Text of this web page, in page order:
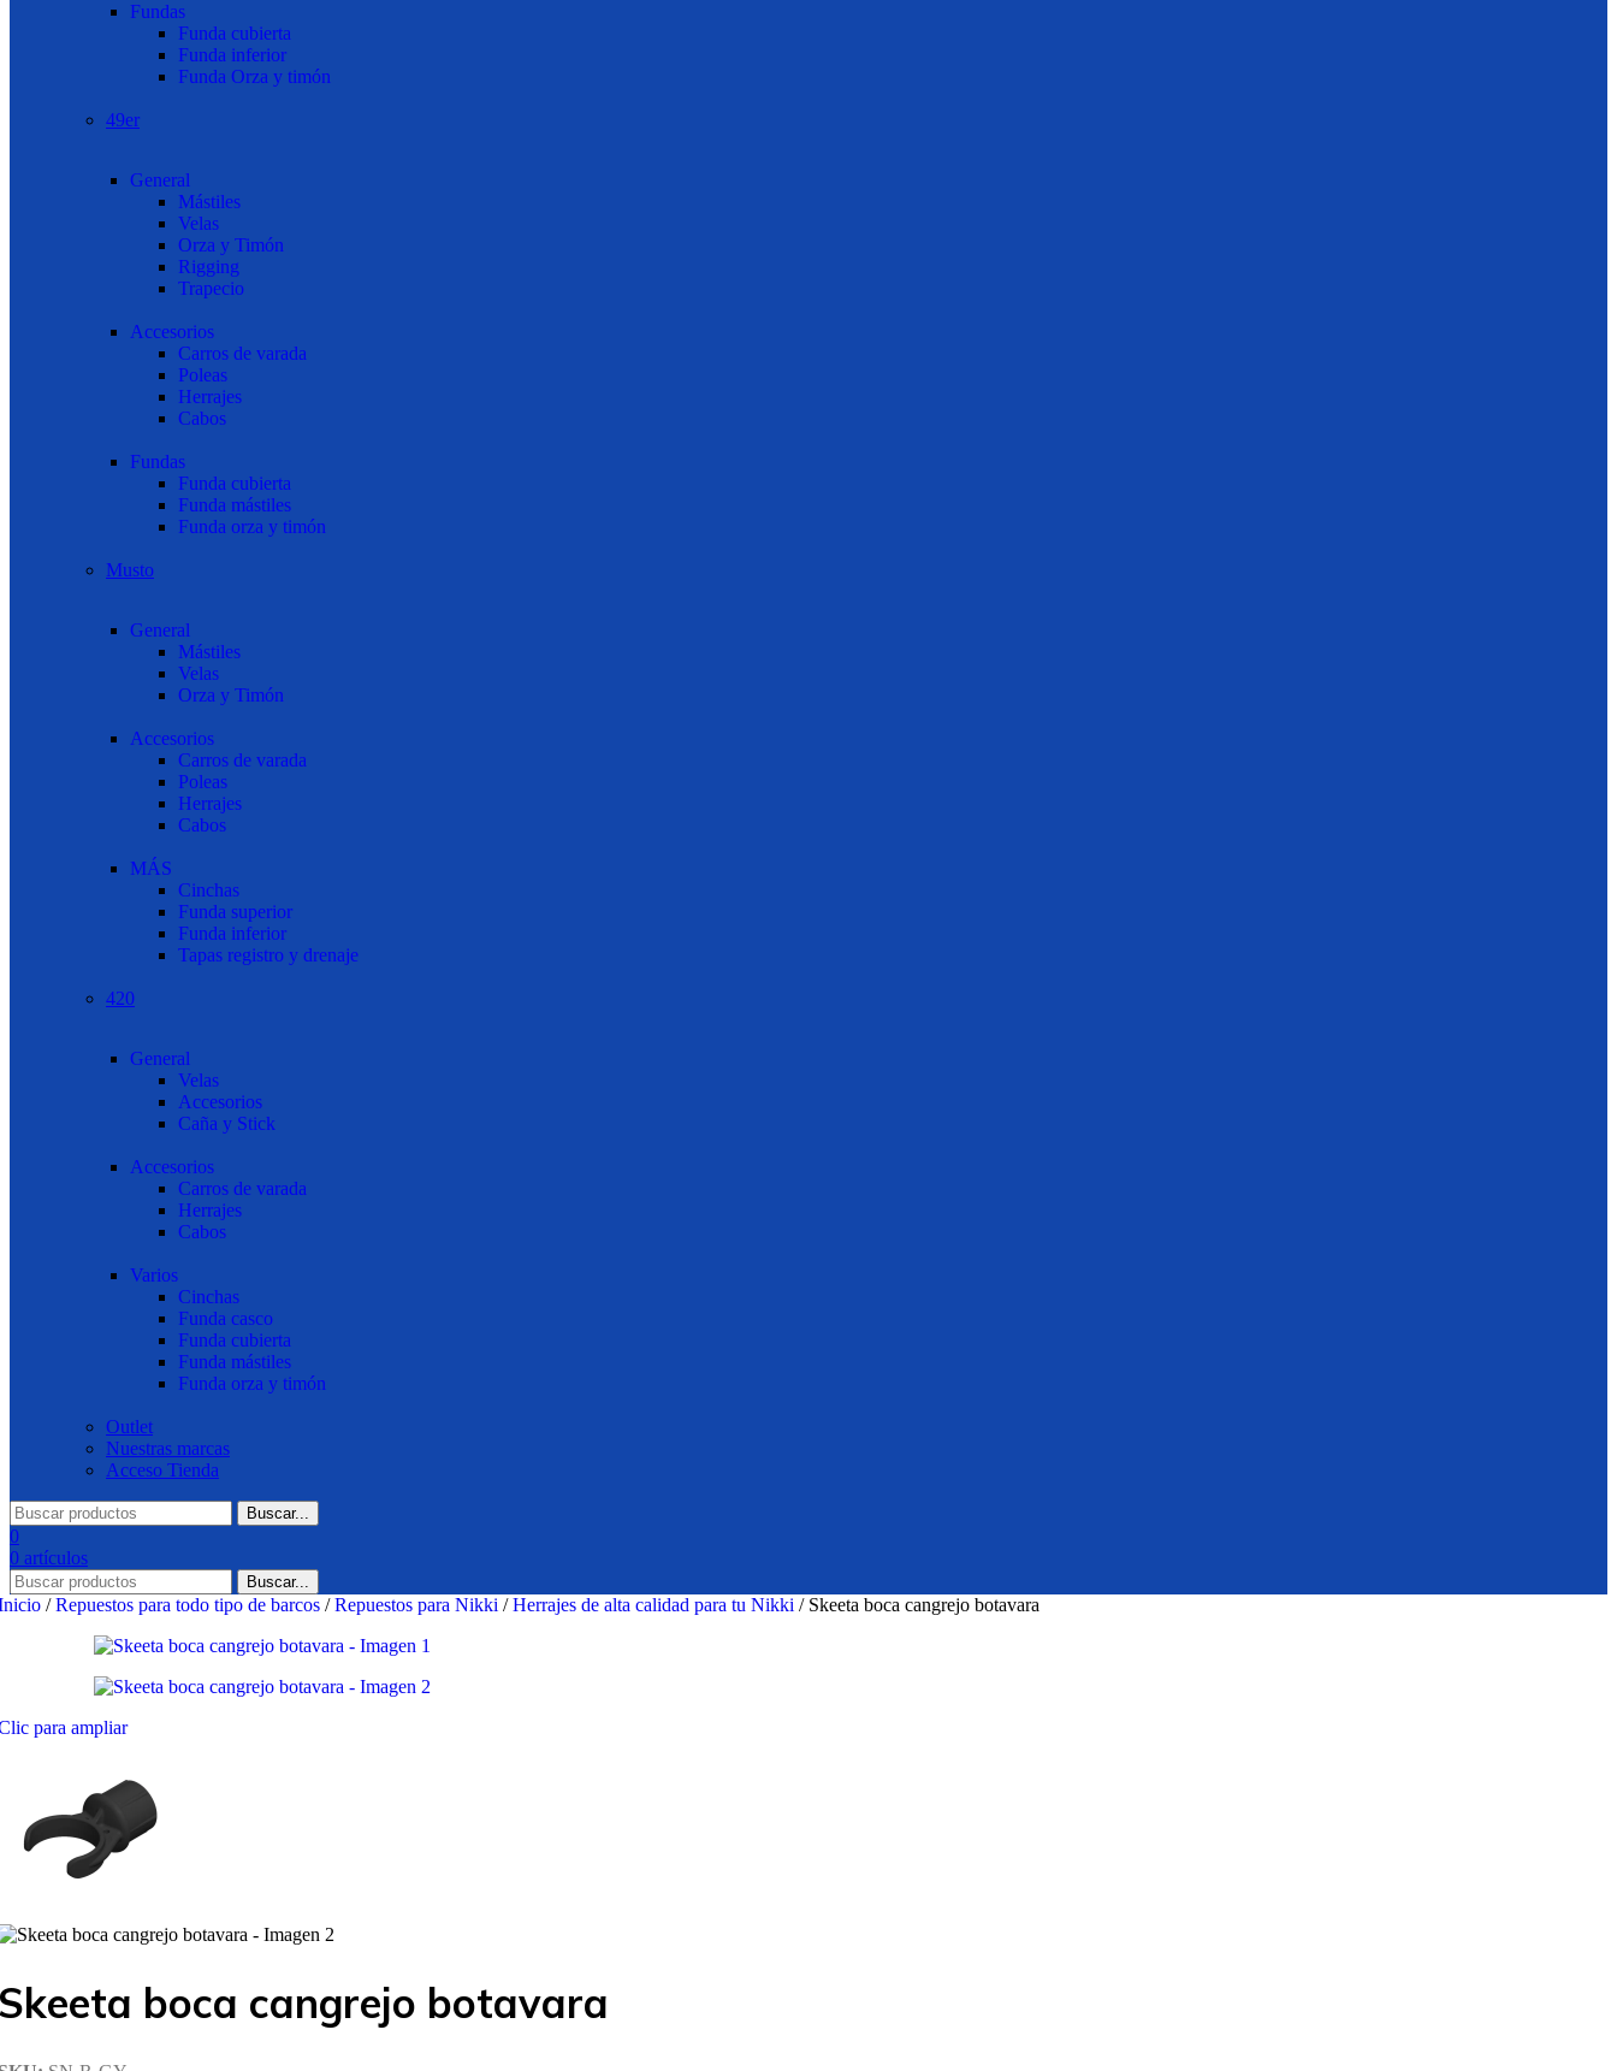
Fundas
Funda cubierta
Funda inferior
Funda Orza y timón
49er
General
Mástiles
Velas
Orza y Timón
Rigging
Trapecio
Accesorios
Carros de varada
Poleas
Herrajes
Cabos
Fundas
Funda cubierta
Funda mástiles
Funda orza y timón
Musto
General
Mástiles
Velas
Orza y Timón
Accesorios
Carros de varada
Poleas
Herrajes
Cabos
MÁS
Cinchas
Funda superior
Funda inferior
Tapas registro y drenaje
420
General
Velas
Accesorios
Caña y Stick
Accesorios
Carros de varada
Herrajes
Cabos
Varios
Cinchas
Funda casco
Funda cubierta
Funda mástiles
Funda orza y timón
Outlet
Nuestras marcas
Acceso Tienda
Buscar...
0
0 artículos
Buscar...
/ Repuestos para todo tipo de barcos / Repuestos para Nikki / Herrajes de alta calidad para tu Nikki / Skeeta boca cangrejo botavara
para ampliar
boca cangrejo botavara